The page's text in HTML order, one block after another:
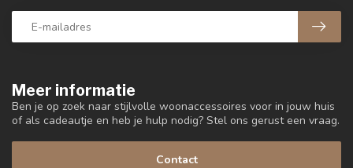
Meer informatie
Ben je op zoek naar stijlvolle woonaccessoires voor in jouw huis
of als cadeautje en heb je hulp nodig? Stel ons gerust een vraag.
Contact